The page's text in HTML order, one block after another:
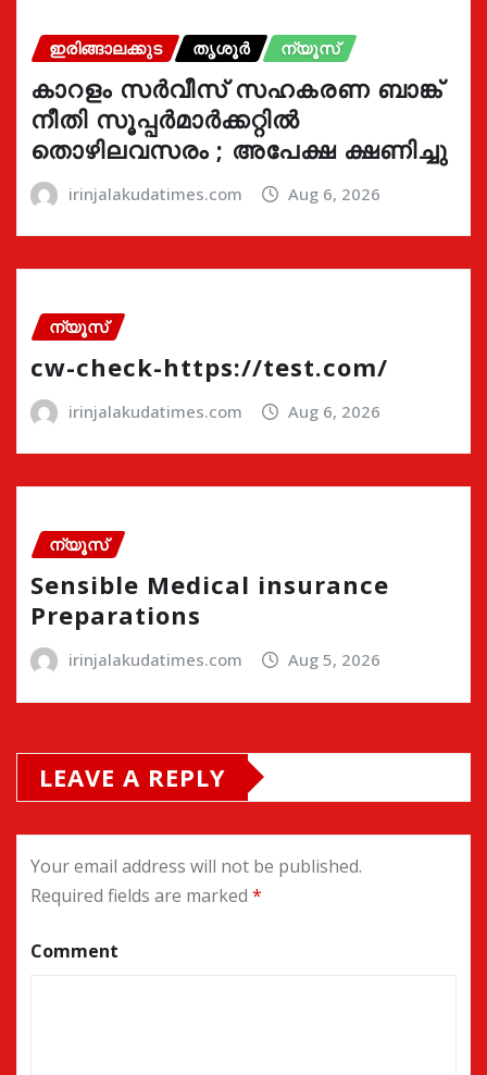
ഇരിങ്ങാലക്കുട തൃശൂർ ന്യൂസ്
കാറളം സർവീസ് സഹകരണ ബാങ്ക്
നീതി സൂപ്പർമാർക്കറ്റിൽ
തൊഴിലവസരം ; അപേക്ഷ ക്ഷണിച്ചു
irinjalakudatimes.com Aug 6, 2026
ന്യൂസ്
cw-check-https://test.com/
irinjalakudatimes.com Aug 6, 2026
ന്യൂസ്
Sensible Medical insurance
Preparations
irinjalakudatimes.com Aug 5, 2026
LEAVE A REPLY
Your email address will not be published.
Required fields are marked *
Comment